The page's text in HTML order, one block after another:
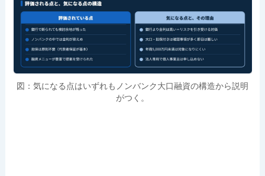
図：気になる点はいずれもノンバンク大口融資の構造から説明
がつく。